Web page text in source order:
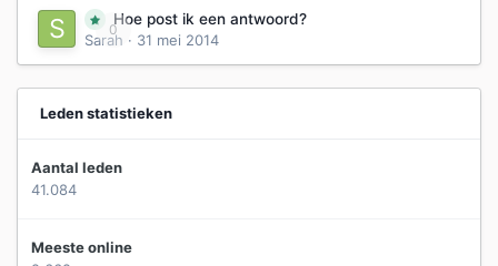
0
Hoe post ik een antwoord?
Sarah · 31 mei 2014
Leden statistieken
Aantal leden
41.084
Meeste online